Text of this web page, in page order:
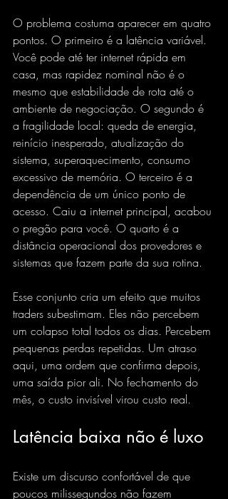
O problema costuma aparecer em quatro
pontos. O primeiro é a latência variável.
Você pode até ter internet rápida em
casa, mas rapidez nominal não é o
mesmo que estabilidade de rota até o
ambiente de negociação. O segundo é
a fragilidade local: queda de energia,
reinício inesperado, atualização do
sistema, superaquecimento, consumo
excessivo de memória. O terceiro é a
dependência de um único ponto de
acesso. Caiu a internet principal, acabou
o pregão para você. O quarto é a
distância operacional dos provedores e
sistemas que fazem parte da sua rotina.
Esse conjunto cria um efeito que muitos
traders subestimam. Eles não percebem
um colapso total todos os dias. Percebem
pequenas perdas repetidas. Um atraso
aqui, uma ordem que confirma depois,
uma saída pior ali. No fechamento do
mês, o custo invisível virou custo real.
Latência baixa não é luxo
Existe um discurso confortável de que
poucos milissegundos não fazem